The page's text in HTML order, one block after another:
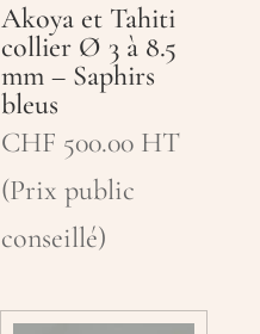
Akoya et Tahiti
collier Ø 3 à 8.5
mm – Saphirs
bleus
CHF 500.00 HT
(Prix public
conseillé)